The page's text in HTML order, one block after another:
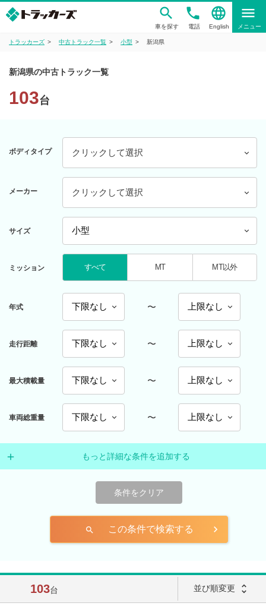
車を探す
phone
電話
language
English
menu
メニュー
トラッカーズ 中古トラック一覧 小型 新潟県
新潟県の中古トラック一覧
103台
ボディタイプ クリックして選択
メーカー クリックして選択
サイズ
ミッション すべて MT MT以外
年式 〜
走行距離 〜
最大積載量 〜
車両総重量 〜
もっと詳細な条件を追加する
条件をクリア
search この条件で検索する
103台 並び順変更 unfold_more